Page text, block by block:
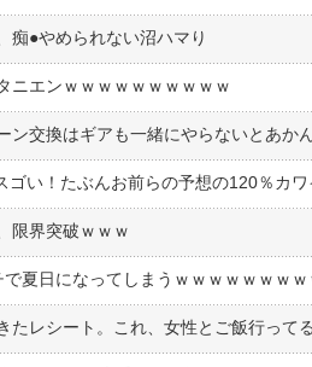
痴●︎やめられない沼ハマり
ニエンｗｗｗｗｗｗｗｗｗｗ
ゴい！たぶんお前らの予想の120％カ
限界突破ｗｗｗ
夏日になってしまうｗｗｗｗｗｗｗｗ